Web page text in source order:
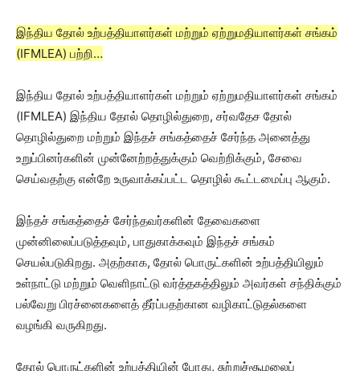
இந்திய தோல் உற்பத்தியாளர்கள் மற்றும் ஏற்றுமதியாளர்கள் சங்கம்
(IFMLEA) பற்றி…
இந்திய தோல் உற்பத்தியாளர்கள் மற்றும் ஏற்றுமதியாளர்கள் சங்கம்
(IFMLEA) இந்திய தோல் தொழில்துறை, சர்வதேச தோல்
தொழில்துறை மற்றும் இந்தச் சங்கத்தைச் சேர்ந்த அனைத்து
உறுப்பினர்களின் முன்னேற்றத்துக்கும் வெற்றிக்கும், சேவை
செய்வதற்கு என்றே உருவாக்கப்பட்ட தொழில் கூட்டமைப்பு ஆகும்.
இந்தச் சங்கத்தைச் சேர்ந்தவர்களின் தேவைகளை
முன்னிலைப்படுத்தவும், பாதுகாக்கவும் இந்தச் சங்கம்
செயல்படுகிறது. அதற்காக, தோல் பொருட்களின் உற்பத்தியிலும்
உள்நாட்டு மற்றும் வெளிநாட்டு வர்த்தகத்திலும் அவர்கள் சந்திக்கும்
பல்வேறு பிரச்னைகளைத் தீர்ப்பதற்கான வழிகாட்டுதல்களை
வழங்கி வருகிறது.
தோல் பொருட்களின் உற்பத்தியின் போது, சுற்றுச்சூழலைப்